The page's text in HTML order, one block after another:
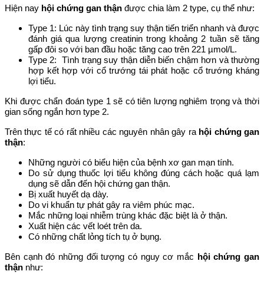
Hiện nay hội chứng gan thận được chia làm 2 type, cụ thể như:
Type 1: Lúc này tình trạng suy thận tiến triển nhanh và được
đánh giá qua lượng creatinin trong khoảng 2 tuần sẽ tăng
gấp đôi so với ban đầu hoặc tăng cao trên 221 µmol/L.
Type 2: Tình trạng suy thận diễn biến chậm hơn và thường
hợp kết hợp với cổ trướng tái phát hoặc cổ trướng kháng
lợi tiểu.
Khi được chẩn đoán type 1 sẽ có tiên lượng nghiêm trọng và thời
gian sống ngắn hơn type 2.
Trên thực tế có rất nhiều các nguyên nhân gây rahội chứng gan
thận:
Những người có biểu hiện của bệnh xơ gan mạn tính.
Do sử dụng thuốc lợi tiểu không đúng cách hoặc quá lạm
dụng sẽ dẫn đến hội chứng gan thận.
Bị xuất huyết dạ dày.
Do vi khuẩn tự phát gây ra viêm phúc mạc.
Mắc những loại nhiễm trùng khác đặc biệt là ở thận.
Xuất hiện các vết loét trên da.
Có những chất lỏng tích tụ ở bụng.
Bên cạnh đó những đối tượng có nguy cơ mắc hội chứng gan
thận như: